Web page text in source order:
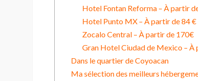
Hotel Fontan Reforma – À partir
Hotel Punto MX – À partir de 84 €
Zocalo Central – À partir de 170€
Gran Hotel Ciudad de Mexico – À
Dans le quartier de Coyoacan
Ma sélection des meilleurs